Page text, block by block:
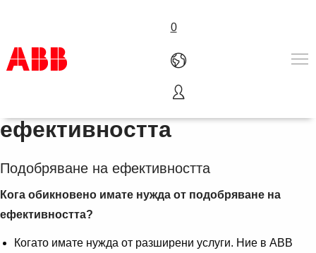
0
Продукти & Решения
Индустрии
Кариери
Подобряване на
ефективността
Подобряване на ефективността
Кога обикновено имате нужда от подобряване на
ефективността?
Когато имате нужда от разширени услуги. Ние в ABB